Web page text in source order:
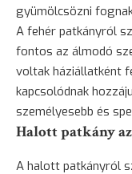
gyümölcsözni
A fehér patkányról
fontos az álmodó
voltak háziállatként
kapcsolódnak
személyesebb és
Halott patkány
A halott patkányról